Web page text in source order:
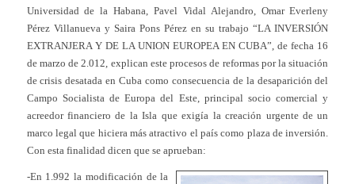
Universidad de la Habana, Pavel Vidal Alejandro, Omar Everleny
Pérez Villanueva y Saira Pons Pérez en su trabajo “LA INVERSIÓN
EXTRANJERA Y DE LA UNION EUROPEA EN CUBA”, de fecha 16
de marzo de 2.012, explican este procesos de reformas por la situación
de crisis desatada en Cuba como consecuencia de la desaparición del
Campo Socialista de Europa del Este, principal socio comercial y
acreedor financiero de la Isla que exigía la creación urgente de un
marco legal que hiciera más atractivo el país como plaza de inversión.
Con esta finalidad dicen que se aprueban:
-En 1.992 la modificación de la